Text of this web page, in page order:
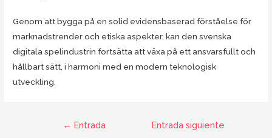
Genom att bygga på en solid evidensbaserad förståelse för
marknadstrender och etiska aspekter, kan den svenska
digitala spelindustrin fortsätta att växa på ett ansvarsfullt och
hållbart sätt, i harmoni med en modern teknologisk
utveckling.
← Entrada
Entrada siguiente